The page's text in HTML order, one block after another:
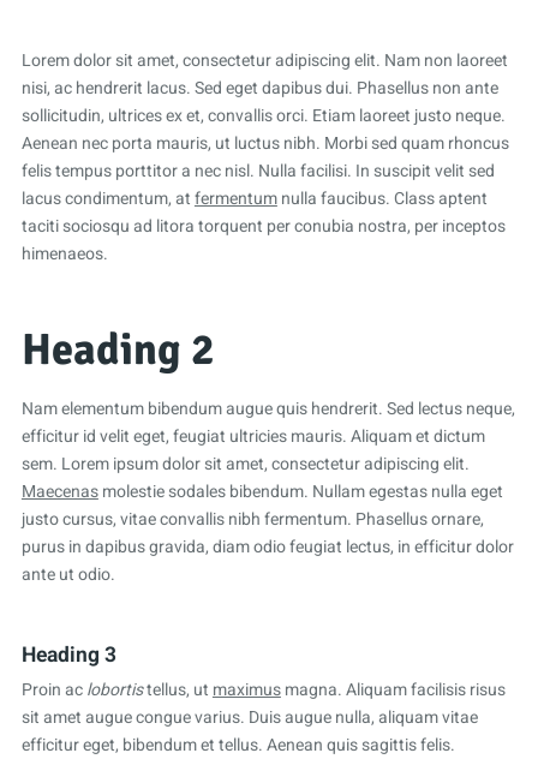
Lorem dolor sit amet, consectetur adipiscing elit. Nam non laoreet
nisi, ac hendrerit lacus. Sed eget dapibus dui. Phasellus non ante
sollicitudin, ultrices ex et, convallis orci. Etiam laoreet justo neque.
Aenean nec porta mauris, ut luctus nibh. Morbi sed quam rhoncus
felis tempus porttitor a nec nisl. Nulla facilisi. In suscipit velit sed
lacus condimentum, atfermentumnulla faucibus. Class aptent
taciti sociosqu ad litora torquent per conubia nostra, per inceptos
himenaeos.
Heading 2
Nam elementum bibendum augue quis hendrerit. Sed lectus neque,
efficitur id velit eget, feugiat ultricies mauris. Aliquam et dictum
sem. Lorem ipsum dolor sit amet, consectetur adipiscing elit.
Maecenasmolestie sodales bibendum. Nullam egestas nulla eget
justo cursus, vitae convallis nibh fermentum. Phasellus ornare,
purus in dapibus gravida, diam odio feugiat lectus, in efficitur dolor
ante ut odio.
Heading 3
Proin aclobortistellus, ut maximusmagna. Aliquam facilisis risus
sit amet augue congue varius. Duis augue nulla, aliquam vitae
efficitur eget, bibendum et tellus. Aenean quis sagittis felis.